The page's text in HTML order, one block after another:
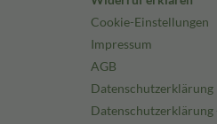
Cookie-Einstellungen
Impressum
AGB
Datenschutzerklärung